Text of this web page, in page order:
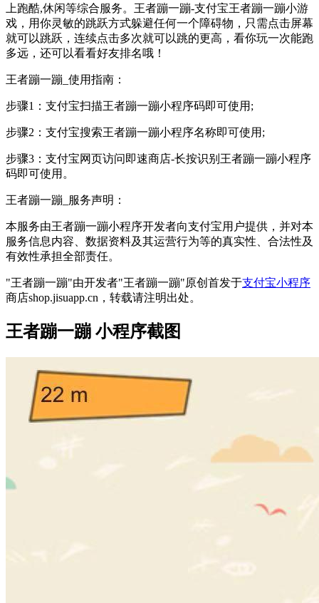
上跑酷,休闲等综合服务。王者蹦一蹦-支付宝王者蹦一蹦小游
戏，用你灵敏的跳跃方式躲避任何一个障碍物，只需点击屏幕
就可以跳跃，连续点击多次就可以跳的更高，看你玩一次能跑
多远，还可以看看好友排名哦！
王者蹦一蹦_使用指南：
步骤1：支付宝扫描王者蹦一蹦小程序码即可使用;
步骤2：支付宝搜索王者蹦一蹦小程序名称即可使用;
步骤3：支付宝网页访问即速商店-长按识别王者蹦一蹦小程序
码即可使用。
王者蹦一蹦_服务声明：
本服务由王者蹦一蹦小程序开发者向支付宝用户提供，并对本
服务信息内容、数据资料及其运营行为等的真实性、合法性及
有效性承担全部责任。
"王者蹦一蹦"由开发者"王者蹦一蹦"原创首发于支付宝小程序
商店shop.jisuapp.cn，转载请注明出处。
王者蹦一蹦 小程序截图